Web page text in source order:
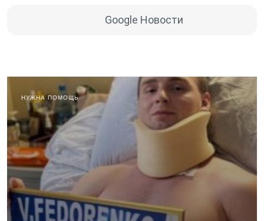
Google Новости
НУЖНА ПОМОЩЬ